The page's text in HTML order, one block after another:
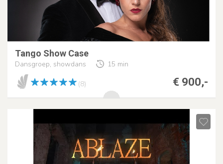
Tango Show Case
Dansgroep, showdans 15 min
€ 900,-
(8)